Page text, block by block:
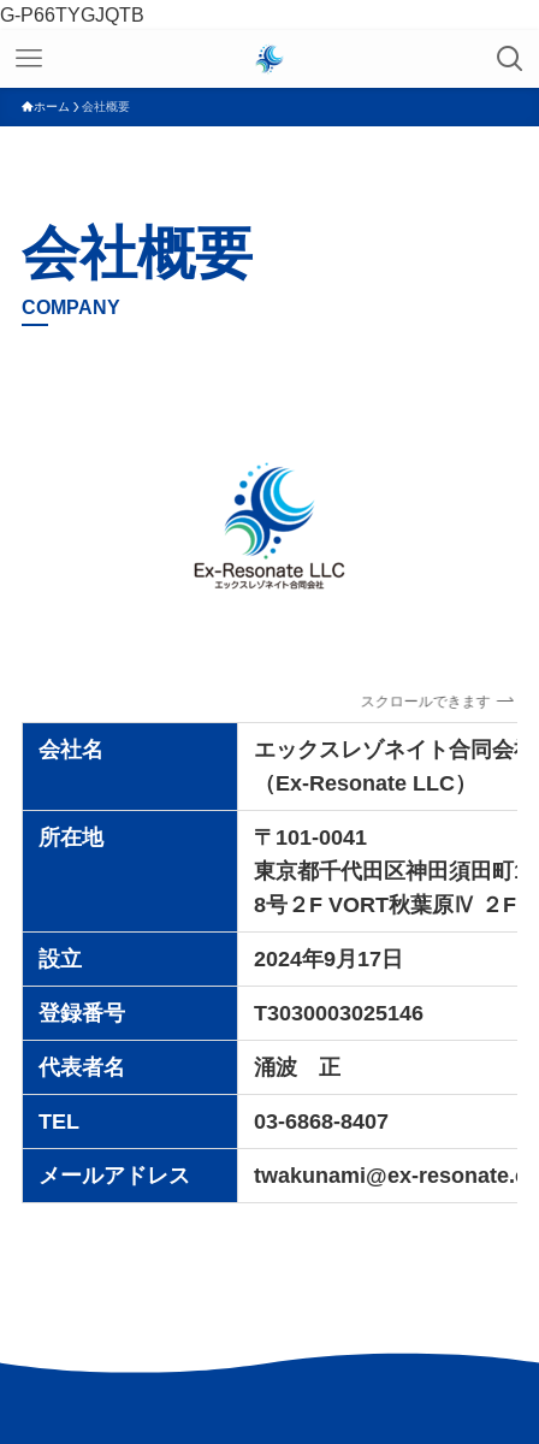
G-P66TYGJQTB
ホーム 会社概要
会社概要
COMPANY
スクロールできます
会社名
エックスレゾネイト合同会社
（Ex-Resonate LLC）
所在地
〒101-0041
東京都千代田区神田須田町1
8号２F VORT秋葉原Ⅳ ２F
設立 2024年9月17日
登録番号 T3030003025146
代表者名 涌波 正
TEL 03-6868-8407
メールアドレス twakunami@ex-